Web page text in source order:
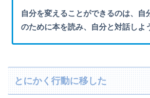
自分を変えることができるのは、自
のために本を読み、自分と対話しよ
とにかく行動に移した